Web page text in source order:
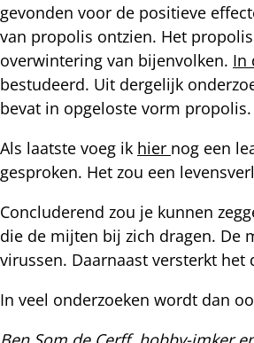
gevonden voor de positieve
van propolis ontzien. Het
overwintering van bijenvolken. In
bestudeerd. Uit dergelijk
bevat in opgeloste vorm
Als laatste voeg ik hier nog een
gesproken. Het zou een
Concluderend zou je kunnen
die de mijten bij zich dragen. De
virussen. Daarnaast versterkt
In veel onderzoeken wordt dan